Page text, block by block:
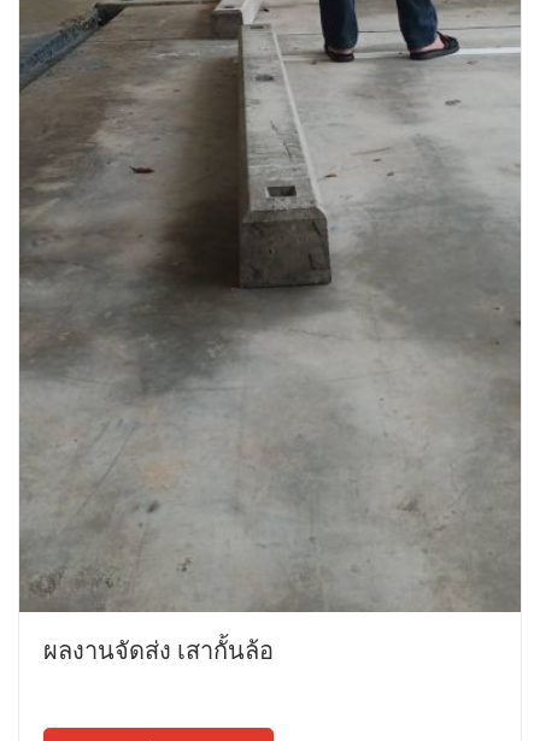
ผลงานจัดส่ง เสากั้นล้อ